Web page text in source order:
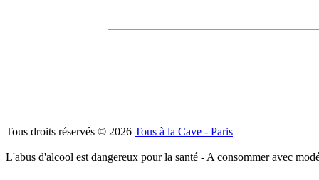
Tous droits réservés © 2026 Tous à la Cave - Paris
L'abus d'alcool est dangereux pour la santé - A consommer avec